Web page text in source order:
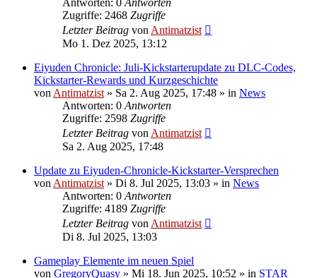
Zugriffe: 2468 Zugriffe
Letzter Beitrag von Antimatzist
Mo 1. Dez 2025, 13:12
Eiyuden Chronicle: Juli-Kickstarterupdate zu DLC-Codes,
Kickstarter-Rewards und Kurzgeschichte
von Antimatzist » Sa 2. Aug 2025, 17:48 » in News
Antworten: 0 Antworten
Zugriffe: 2598 Zugriffe
Letzter Beitrag von Antimatzist
Sa 2. Aug 2025, 17:48
Update zu Eiyuden-Chronicle-Kickstarter-Versprechen
von Antimatzist » Di 8. Jul 2025, 13:03 » in News
Antworten: 0 Antworten
Zugriffe: 4189 Zugriffe
Letzter Beitrag von Antimatzist
Di 8. Jul 2025, 13:03
Gameplay Elemente im neuen Spiel
von GregoryQuasy » Mi 18. Jun 2025, 10:52 » in STAR